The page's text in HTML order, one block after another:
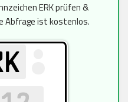
ERK prüfen &
Abfrage ist kostenlos.